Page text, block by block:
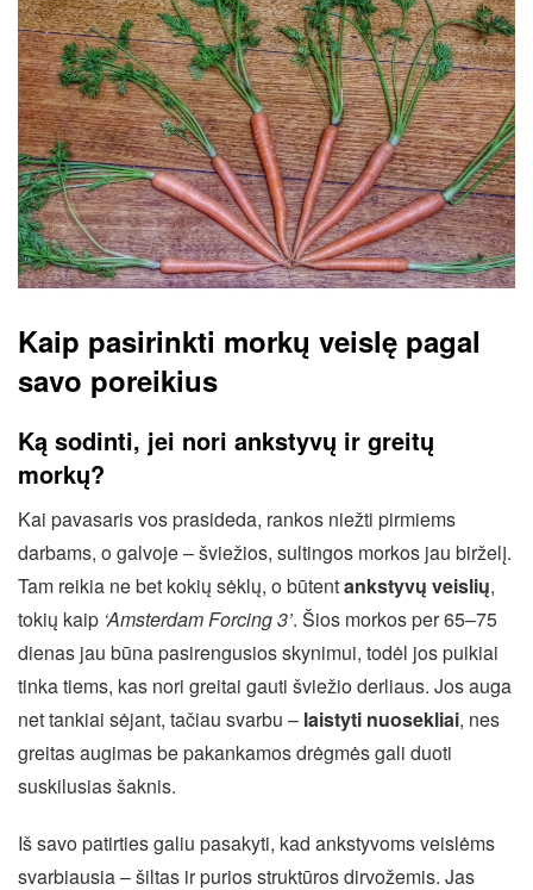
Kaip pasirinkti morkų veislę pagal
savo poreikius
Ką sodinti, jei nori ankstyvų ir greitų
morkų?
Kai pavasaris vos prasideda, rankos niežti pirmiems
darbams, o galvoje – šviežios, sultingos morkos jau birželį.
Tam reikia ne bet kokių sėklų, o būtentankstyvų veislių,
tokių kaip ‘Amsterdam Forcing 3’. Šios morkos per 65–75
dienas jau būna pasirengusios skynimui, todėl jos puikiai
tinka tiems, kas nori greitai gauti šviežio derliaus. Jos auga
net tankiai sėjant, tačiau svarbu – laistyti nuosekliai, nes
greitas augimas be pakankamos drėgmės gali duoti
suskilusias šaknis.
Iš savo patirties galiu pasakyti, kad ankstyvoms veislėms
svarbiausia – šiltas ir purios struktūros dirvožemis. Jas